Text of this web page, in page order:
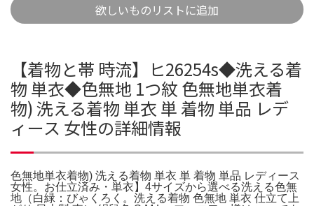
欲しいものリストに追加
【着物と帯 時流】ヒ26254s◆洗える着
物 単衣◆色無地 1つ紋 色無地単衣着
物) 洗える着物 単衣 単 着物 単品 レデ
ィース 女性の詳細情報
色無地単衣着物) 洗える着物 単衣 単 着物 単品 レディース
女性。お仕立済み・単衣】4サイズから選べる洗える色無
地（白緑：びゃくろく。洗える着物 色無地 単衣 仕立て上